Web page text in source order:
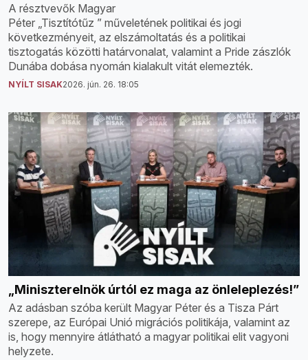
A résztvevők Magyar
Péter „Tisztítótűz ” műveletének politikai és jogi
következményeit, az elszámoltatás és a politikai
tisztogatás közötti határvonalat, valamint a Pride zászlók
Dunába dobása nyomán kialakult vitát elemezték.
NYÍLT SISAK2026. jún. 26. 18:05
„Miniszterelnök úrtól ez maga az önleleplezés!”
Az adásban szóba került Magyar Péter és a Tisza Párt
szerepe, az Európai Unió migrációs politikája, valamint az
is, hogy mennyire átlátható a magyar politikai elit vagyoni
helyzete.